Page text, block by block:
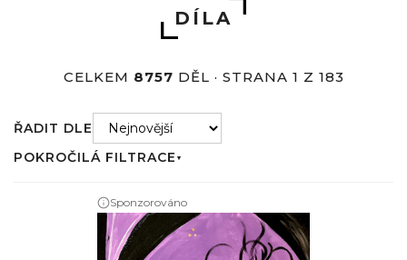
DÍLA
CELKEM 8757 DĚL · STRANA 1 Z 183
ŘADIT DLE
POKROČILÁ FILTRACE ▼
Sponzorováno